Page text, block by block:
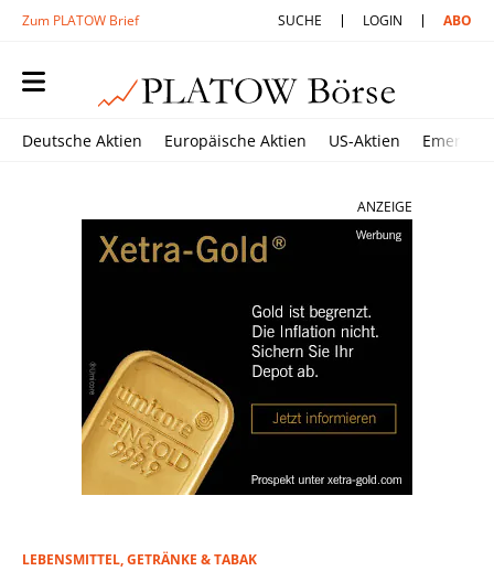
Zum PLATOW Brief SUCHE LOGIN ABO
Deutsche Aktien Europäische Aktien US-Aktien
ANZEIGE
LEBENSMITTEL, GETRÄNKE & TABAK